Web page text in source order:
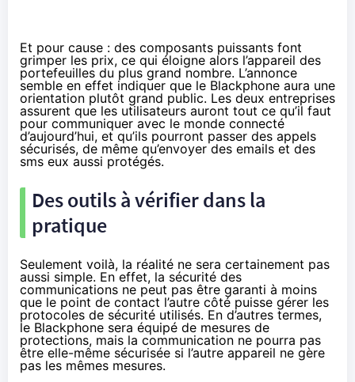
Et pour cause : des composants puissants font
grimper les prix, ce qui éloigne alors l’appareil des
portefeuilles du plus grand nombre. L’annonce
semble en effet indiquer que le Blackphone aura une
orientation plutôt grand public. Les deux entreprises
assurent que les utilisateurs auront tout ce qu’il faut
pour communiquer avec le monde connecté
d’aujourd’hui, et qu’ils pourront passer des appels
sécurisés, de même qu’envoyer des emails et des
sms eux aussi protégés.
Des outils à vérifier dans la
pratique
Seulement voilà, la réalité ne sera certainement pas
aussi simple. En effet, la sécurité des
communications ne peut pas être garanti à moins
que le point de contact l’autre côté puisse gérer les
protocoles de sécurité utilisés. En d’autres termes,
le Blackphone sera équipé de mesures de
protections, mais la communication ne pourra pas
être elle-même sécurisée si l’autre appareil ne gère
pas les mêmes mesures.